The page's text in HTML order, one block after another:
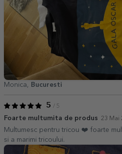
Monica, Bucuresti
5 / 5
Foarte multumita de produs 23 Mai
Multumesc pentru tricou ❤️ foarte
si a marimi tricoului.